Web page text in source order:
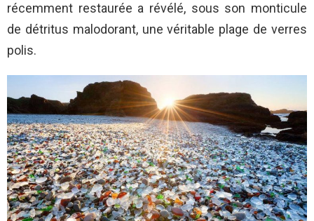
récemment restaurée a révélé, sous son monticule
de détritus malodorant, une véritable plage de verres
polis.